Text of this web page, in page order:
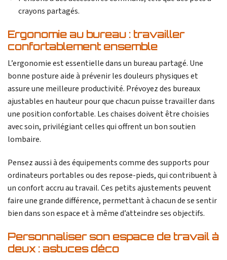
crayons partagés.
Ergonomie au bureau : travailler
confortablement ensemble
L’ergonomie est essentielle dans un bureau partagé. Une
bonne posture aide à prévenir les douleurs physiques et
assure une meilleure productivité. Prévoyez des bureaux
ajustables en hauteur pour que chacun puisse travailler dans
une position confortable. Les chaises doivent être choisies
avec soin, privilégiant celles qui offrent un bon soutien
lombaire.
Pensez aussi à des équipements comme des supports pour
ordinateurs portables ou des repose-pieds, qui contribuent à
un confort accru au travail. Ces petits ajustements peuvent
faire une grande différence, permettant à chacun de se sentir
bien dans son espace et à même d’atteindre ses objectifs.
Personnaliser son espace de travail à
deux : astuces déco